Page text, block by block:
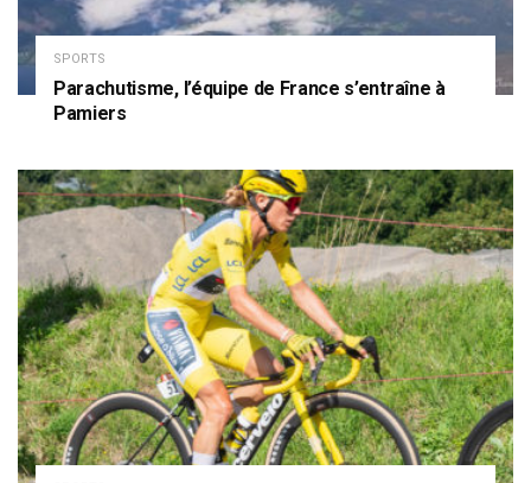
SPORTS
Parachutisme, l’équipe de France s’entraîne à
Pamiers